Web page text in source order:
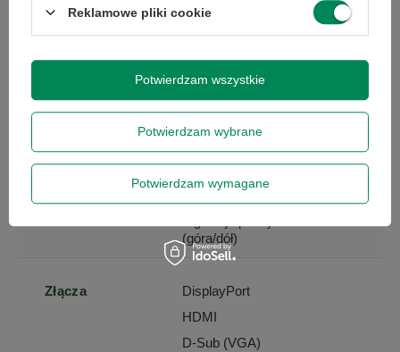
Kąt widzenia w
poziomie
178
Regulacja
pivot
regulacja wysokości
(góra/dół)
Złącza
DisplayPort
HDMI
D-Sub (VGA)
Reklamowe pliki cookie
Potwierdzam wybrane
Potwierdzam wymagane
Potwierdzam wszystkie